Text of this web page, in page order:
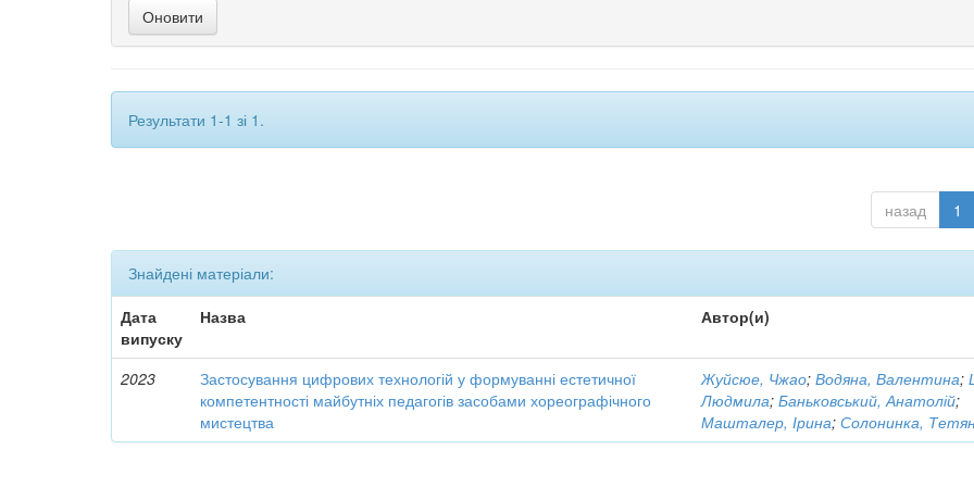
Результати 1-1 зі 1.
назад 1
Знайдені матеріали:
Дата
випуску
Назва Автор(и)
2023
Застосування цифрових технологій у формуванні естетичної
компетентності майбутніх педагогів засобами хореографічного
мистецтва
Жуйсюе, Чжао;Водяна, Валентина;
Людмила;Баньковський, Анатолій;
Машталер, Ірина;Солонинка,